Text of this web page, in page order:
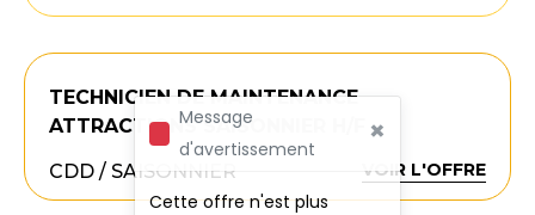
Message
d'avertissement
×
Cette offre n'est plus
TECHNICIEN DE MAINTENANCE
ATTRACTIONS SAISONNIER H/F
CDD / SAISONNIER
VOIR L'OFFRE